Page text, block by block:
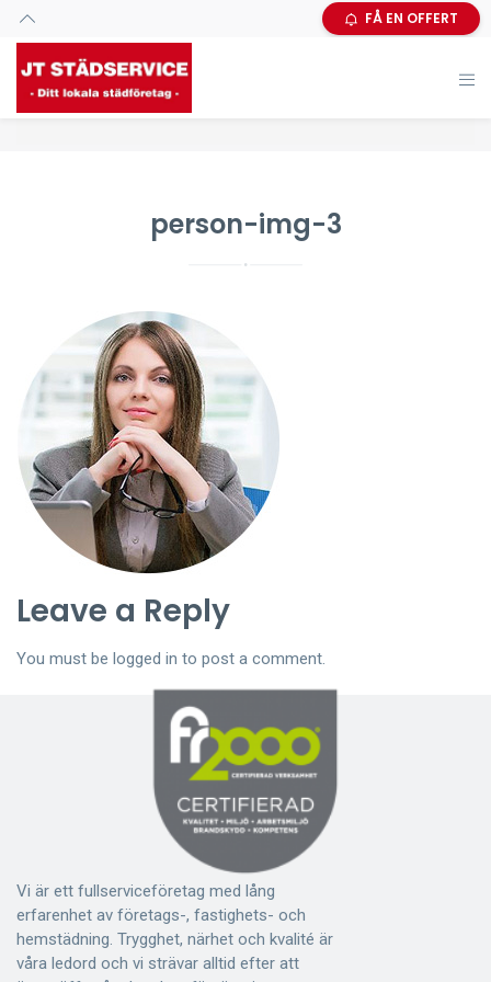
FÅ EN OFFERT
person-img-3
Leave a Reply
You must be logged in to post a comment.
Vi är ett fullserviceföretag med lång
erfarenhet av företags-, fastighets- och
hemstädning. Trygghet, närhet och kvalité är
våra ledord och vi strävar alltid efter att